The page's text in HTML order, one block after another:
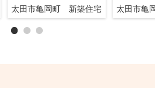
太田市亀岡町 新築住宅 太田市亀